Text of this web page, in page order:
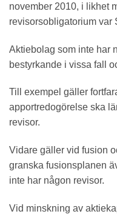
november 2010, i likhet
revisorsobligatorium
Aktiebolag som inte har
bestyrkande i vissa fall
Till exempel gäller
apportredogörelse ska
revisor.
Vidare gäller vid fusion
granska fusionsplanen
inte har någon revisor.
Vid minskning av